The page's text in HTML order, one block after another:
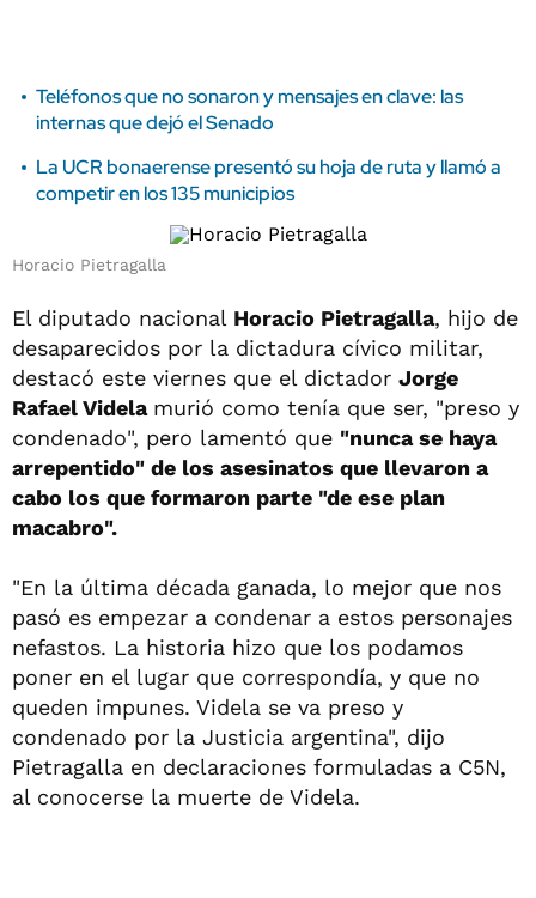
Teléfonos que no sonaron y mensajes en clave: las
internas que dejó el Senado
La UCR bonaerense presentó su hoja de ruta y llamó a
competir en los 135 municipios
Horacio Pietragalla
El diputado nacional Horacio Pietragalla, hijo de
desaparecidos por la dictadura cívico militar,
destacó este viernes que el dictador Jorge
Rafael Videla murió como tenía que ser, "preso y
condenado", pero lamentó que "nunca se haya
arrepentido" de los asesinatos que llevaron a
cabo los que formaron parte "de ese plan
macabro".
"En la última década ganada, lo mejor que nos
pasó es empezar a condenar a estos personajes
nefastos. La historia hizo que los podamos
poner en el lugar que correspondía, y que no
queden impunes. Videla se va preso y
condenado por la Justicia argentina", dijo
Pietragalla en declaraciones formuladas a C5N,
al conocerse la muerte de Videla.